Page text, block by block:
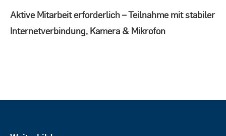
Aktive Mitarbeit erforderlich – Teilnahme mit stabiler
Internetverbindung, Kamera & Mikrofon